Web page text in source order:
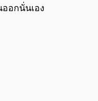
อกนั่นเอง